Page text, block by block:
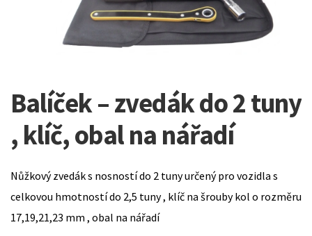
Balíček – zvedák do 2 tuny
, klíč, obal na nářadí
Nůžkový zvedák s nosností do 2 tuny určený pro vozidla s
celkovou hmotností do 2,5 tuny , klíč na šrouby kol o rozměru
17,19,21,23 mm , obal na nářadí